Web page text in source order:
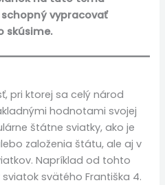
vypracovať
skúsime.
pri ktorej sa celý národ
hodnotami svojej
štátne sviatky, ako je
založenia štátu, ale aj v
Napríklad od tohto
svätého Františka 4.